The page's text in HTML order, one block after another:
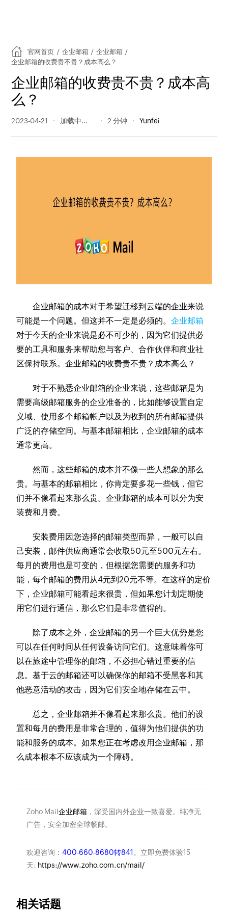
官网首页 / 企业邮箱 / 企业邮箱 /
企业邮箱的收费贵不贵？成本高么？
企业邮箱的收费贵不贵？成本高
么？
2023-04-21 344 阅读量 2 分钟 Yunfei
企业邮箱的成本对于希望迁移到云端的企业来说
可能是一个问题。但这并不一定是必须的。企业邮箱
对于今天的企业来说是必不可少的，因为它们提供必
要的工具和服务来帮助您与客户、合作伙伴和商业社
区保持联系。企业邮箱的收费贵不贵？成本高么？
对于不熟悉企业邮箱的企业来说，这些邮箱是为
需要高级邮箱服务的企业准备的，比如能够设置自定
义域、使用多个邮箱帐户以及为收到的所有邮箱提供
广泛的存储空间。与基本邮箱相比，企业邮箱的成本
通常更高。
然而，这些邮箱的成本并不像一些人想象的那么
贵。与基本的邮箱相比，你肯定要多花一些钱，但它
们并不像看起来那么贵。企业邮箱的成本可以分为安
装费和月费。
安装费用因您选择的邮箱类型而异，一般可以自
己安装，邮件供应商通常会收取50元至500元左右。
每月的费用也是可变的，但根据您需要的服务和功
能，每个邮箱的费用从4元到20元不等。在这样的定价
下，企业邮箱可能看起来很贵，但如果您计划定期使
用它们进行通信，那么它们是非常值得的。
除了成本之外，企业邮箱的另一个巨大优势是您
可以在任何时间从任何设备访问它们。这意味着你可
以在旅途中管理你的邮箱，不必担心错过重要的信
息。基于云的邮箱还可以确保你的邮箱不受黑客和其
他恶意活动的攻击，因为它们安全地存储在云中。
总之，企业邮箱并不像看起来那么贵。他们的设
置和每月的费用是非常合理的，值得为他们提供的功
能和服务的成本。如果您正在考虑改用企业邮箱，那
么成本根本不应该成为一个障碍。
Zoho Mail企业邮箱，深受国内外企业一致喜爱。纯净无
广告，安全加密全球畅邮。
欢迎咨询： 400-660-8680转841 。立即免费体验15
天: https://www.zoho.com.cn/mail/
相关话题